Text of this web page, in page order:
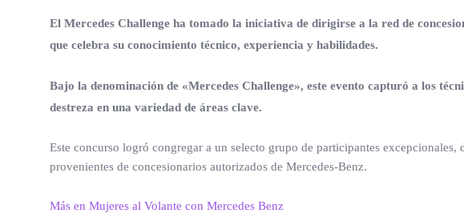
El Mercedes Challenge ha tomado la iniciativa de dirigirse a la red de
que celebra su conocimiento técnico, experiencia y habilidades.
Bajo la denominación de «Mercedes Challenge», este evento capturó a los
destreza en una variedad de áreas clave.
Este concurso logró congregar a un selecto grupo de participantes
provenientes de concesionarios autorizados de Mercedes-Benz.
Más en Mujeres al Volante con Mercedes Benz